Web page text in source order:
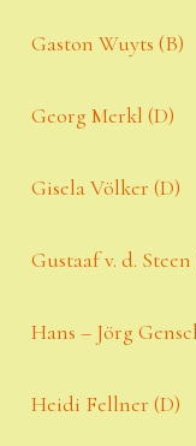
Gaston Wuyts (B)
Georg Merkl (D)
Gisela Völker (D)
Gustaaf v. d. Steen
Hans – Jörg
Heidi Fellner (D)